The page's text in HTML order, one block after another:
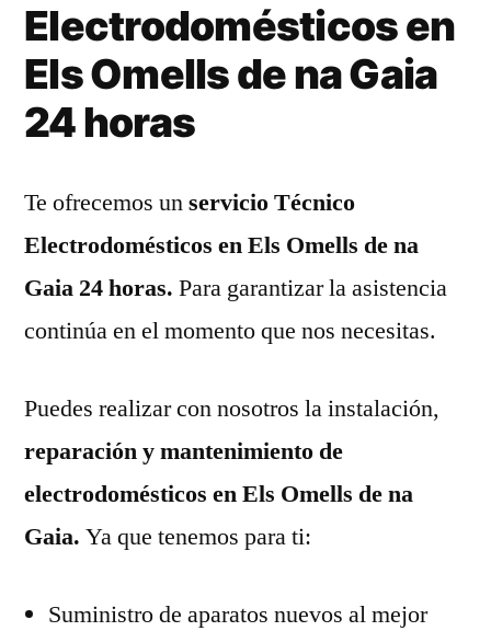
Electrodomésticos en
Els Omells de na Gaia
24 horas
Te ofrecemos unservicio Técnico
Electrodomésticos en Els Omells de na
Gaia 24 horas. Para garantizar la asistencia
continúa en el momento que nos necesitas.
Puedes realizar con nosotros la instalación,
reparación y mantenimiento de
electrodomésticos en Els Omells de na
Gaia. Ya que tenemos para ti:
Suministro de aparatos nuevos al mejor